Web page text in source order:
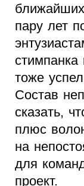
пару лет
тоже
Состав
сказать,
плюс
на
для
проект.